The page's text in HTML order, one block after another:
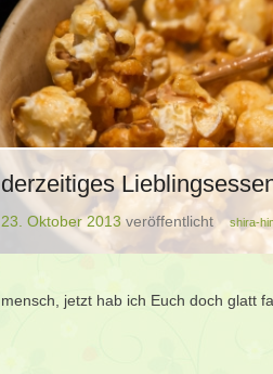
derzeitiges
23. Oktober 2013 veröffentlicht shira-
mensch, jetzt hab ich Euch doch glatt